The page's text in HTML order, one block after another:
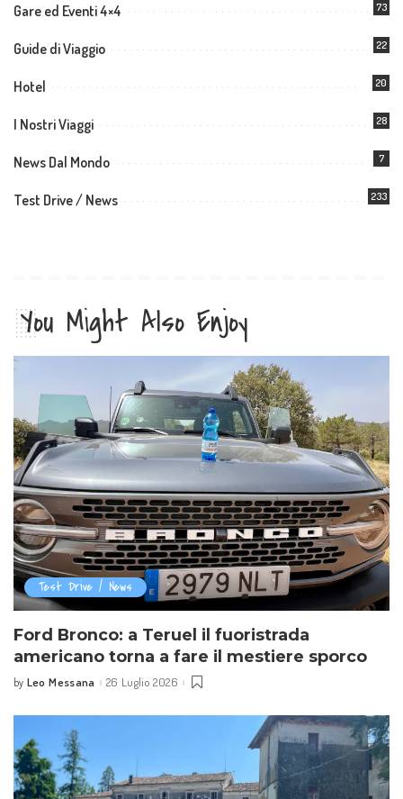
Gare ed Eventi 4×4 73
Guide di Viaggio 22
Hotel 20
I Nostri Viaggi 28
News Dal Mondo 7
Test Drive / News 233
You Might Also Enjoy
Test Drive / News
Ford Bronco: a Teruel il fuoristrada
americano torna a fare il mestiere sporco
Posted
by Leo Messana 26 Luglio 2026